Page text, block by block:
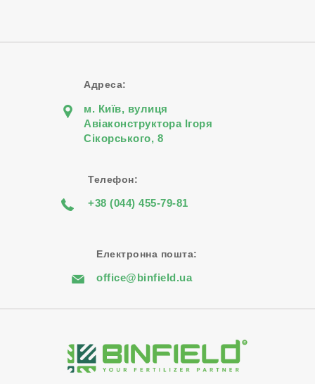
Адреса:
м. Київ, вулиця
Авіаконструктора Iгоря
Сiкорського, 8
Телефон:
+38 (044) 455-79-81
Електронна пошта:
office@binfield.ua